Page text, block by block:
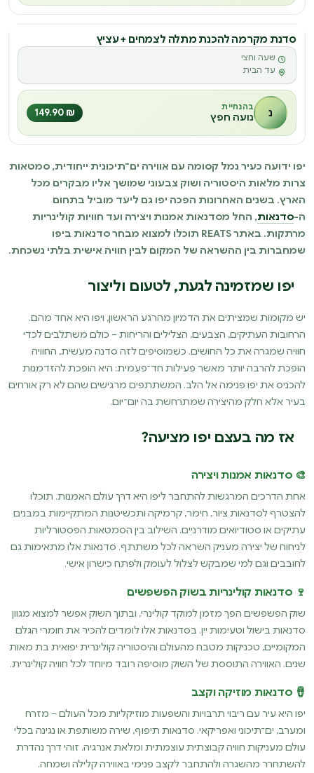
סדנה
ס
סדנת מקרמה להכנת מתלה לצמחים + עציץ
שעה וחצי
עד הבית
נ בהנחיית
נועה חפץ ₪ 149.90
יפו ידועה כעיר נמל קסומה עם אווירה ים־תיכונית ייחודית, סמטאות
צרות מלאות היסטוריה ושוק צבעוני שמושך אליו מבקרים מכל
הארץ. בשנים האחרונות הפכה יפו גם ליעד מוביל בתחום
ה-סדנאות, החל מסדנאות אמנות ויצירה ועד חוויות קולינריות
מרתקות. באתר REATS תוכלו למצוא מבחר סדנאות ביפו
שמחברות בין ההשראה של המקום לבין חוויה אישית בלתי נשכחת.
יפו שמזמינה לגעת, לטעום וליצור
יש מקומות שמציתים את הדמיון מהרגע הראשון, ויפו היא אחד מהם.
הרחובות העתיקים, הצבעים, הצלילים והריחות – כולם משתלבים לכדי
חוויה שמגרה את כל החושים. כשמוסיפים לזה סדנה מעשית, החוויה
הופכת להרבה יותר מאשר פעילות חד־פעמית: היא הופכת להזדמנות
להכניס את יפו פנימה אל הלב. המשתתפים מרגישים שהם לא רק אורחים
בעיר אלא חלק מהיצירה שמתרחשת בה יום־יום.
אז מה בעצם יפו מציעה?
🎨 סדנאות אמנות ויצירה
אחת הדרכים המרגשות להתחבר ליפו היא דרך עולם האמנות. תוכלו
להצטרף לסדנאות ציור, חימר, קרמיקה ותכשיטנות המתקיימות במבנים
עתיקים או סטודיואים מודרניים. השילוב בין הסמטאות הפסטורליות
לניחוח של יצירה מעניק השראה לכל משתתף. סדנאות אלו מתאימות גם
לחובבים וגם למי שמבקש לצלול לעומק ולפתח כישרון אישי.
🍷 סדנאות קולינריות בשוק הפשפשים
שוק הפשפשים הפך מזמן למוקד קולינרי, ובתוך השוק אפשר למצוא מגוון
סדנאות בישול וטעימות יין. בסדנאות אלו לומדים להכיר את חומרי הגלם
המקומיים, טכניקות מטבח מהעולם והיסטוריה קולינרית יפואית בת מאות
שנים. האווירה התוססת של השוק מוסיפה רובד מיוחד לכל חוויה קולינרית.
🪘 סדנאות מוזיקה וקצב
יפו היא עיר עם ריבוי תרבויות והשפעות מוזיקליות מכל העולם – מזרח
ומערב, ים־תיכוני ואפריקאי. סדנאות תיפוף, שירה משותפת או נגינה בכלי
עולם מעניקות חוויה קבוצתית עוצמתית ומלאת אנרגיה. זוהי דרך נהדרת
להשתחרר מהשגרה ולהתחבר לקצב פנימי באווירה קלילה ושמחה.